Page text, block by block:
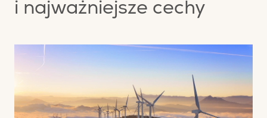
i najważniejsze cechy